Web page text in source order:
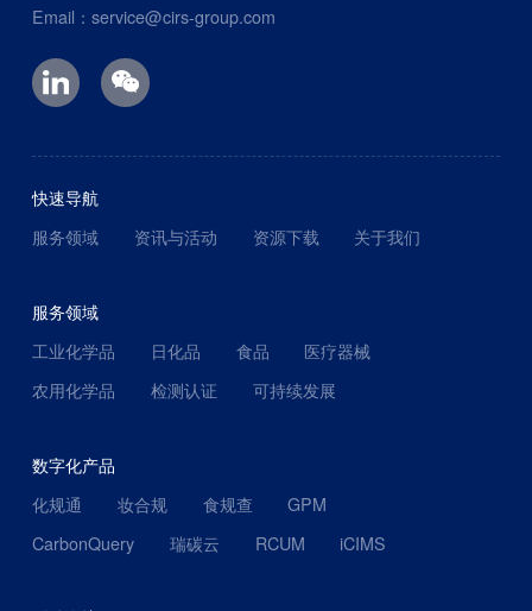
Email：service@cirs-group.com
快速导航
服务领域
资讯与活动 资源下载 关于我们
服务领域
工业化学品
日化品 食品
医疗器械
农用化学品
检测认证 可持续发展
数字化产品
化规通
妆合规 食规查
GPM
CarbonQuery
瑞碳云 RCUM iCIMS